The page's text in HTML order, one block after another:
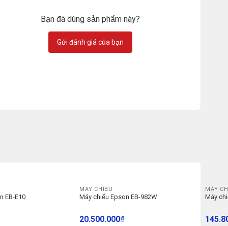
Bạn đã dùng sản phẩm này?
Gửi đánh giá của bạn
EB-E10
MÁY CHIẾU
Máy chiếu Epson EB-982W
20.500.000₫
MÁY
Máy